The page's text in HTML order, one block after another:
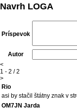
Navrh LOGA
Príspevok
Autor
<
1 - 2 / 2
>
Rio
asi by stačil štátny znak v
OM7JN Jarda